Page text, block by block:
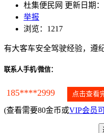
杜集便民网 更新日期：
举报
浏览：1217
有大客车安全驾驶经验，遵
联系人手机/微信：
185****2999 点击查看
(查看需要80金币或VIP会员